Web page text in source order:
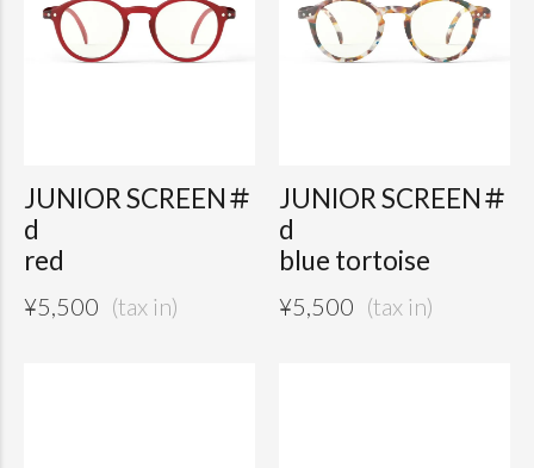
JUNIOR SCREEN＃
d
red
¥5,500
JUNIOR SCREEN＃
d
blue tortoise
¥5,500